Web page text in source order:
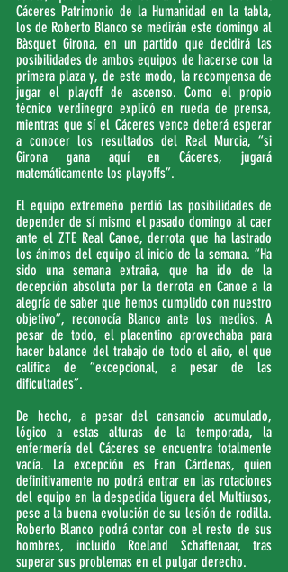
Cáceres Patrimonio de la Humanidad en la tabla,
los de Roberto Blanco se medirán este domingo al
Bàsquet Girona, en un partido que decidirá las
posibilidades de ambos equipos de hacerse con la
primera plaza y, de este modo, la recompensa de
jugar el playoff de ascenso. Como el propio
técnico verdinegro explicó en rueda de prensa,
mientras que sí el Cáceres vence deberá esperar
a conocer los resultados del Real Murcia, “si
Girona gana aquí en Cáceres, jugará
matemáticamente los playoffs”.
El equipo extremeño perdió las posibilidades de
depender de sí mismo el pasado domingo al caer
ante el ZTE Real Canoe, derrota que ha lastrado
los ánimos del equipo al inicio de la semana. “Ha
sido una semana extraña, que ha ido de la
decepción absoluta por la derrota en Canoe a la
alegría de saber que hemos cumplido con nuestro
objetivo”, reconocía Blanco ante los medios. A
pesar de todo, el placentino aprovechaba para
hacer balance del trabajo de todo el año, el que
califica de “excepcional, a pesar de las
dificultades”.
De hecho, a pesar del cansancio acumulado,
lógico a estas alturas de la temporada, la
enfermería del Cáceres se encuentra totalmente
vacía. La excepción es Fran Cárdenas, quien
definitivamente no podrá entrar en las rotaciones
del equipo en la despedida liguera del Multiusos,
pese a la buena evolución de su lesión de rodilla.
Roberto Blanco podrá contar con el resto de sus
hombres, incluido Roeland Schaftenaar, tras
superar sus problemas en el pulgar derecho.